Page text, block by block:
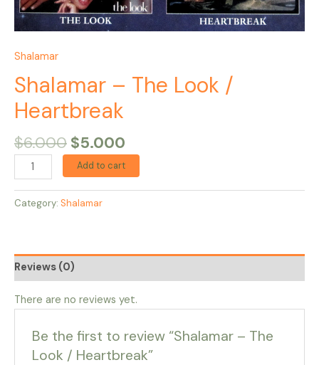
Shalamar
Shalamar – The Look /
Heartbreak
$6.000 $5.000
Add to cart
Category: Shalamar
Reviews (0)
There are no reviews yet.
Be the first to review “Shalamar – The
Look / Heartbreak”